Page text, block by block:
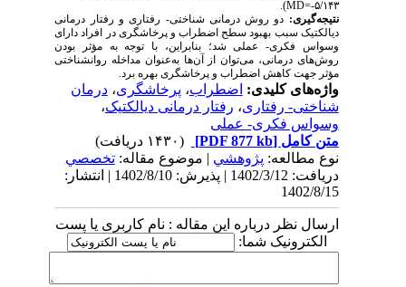
MD=-۵/۱۴۳).
نتیجه‌­گیری:دو روش درمانی شناختی- رفتاری و رفتار درمانی
دیالکتیک سبب بهبود سطح اضطراب و پرخاشگری در افراد دارای
وسواس فکری- عملی شد؛ بنابراین، با توجه به مؤثر بودن
روش‌های درمانی، می­‌توان از آن‌ها به­‌عنوان مداخله روانشناختی
مؤثر جهت کاهش اضطراب و پرخاشگری بهره برد.
واژه‌های کلیدی:اضطراب،پرخاشگری،درمان
شناختی- رفتاری،رفتار درمانی دیالکتیک،
وسواس فکری- عملی
متن کامل[PDF 877 kb]
نوع مطالعه:پژوهشي| موضوع مقاله:تخصصي
دریافت: 1402/3/12 | پذیرش: 1402/8/10 | انتشار:
1402/8/15
ارسال نظر درباره این مقاله : نام کاربری یا پست
الکترونیک شما: